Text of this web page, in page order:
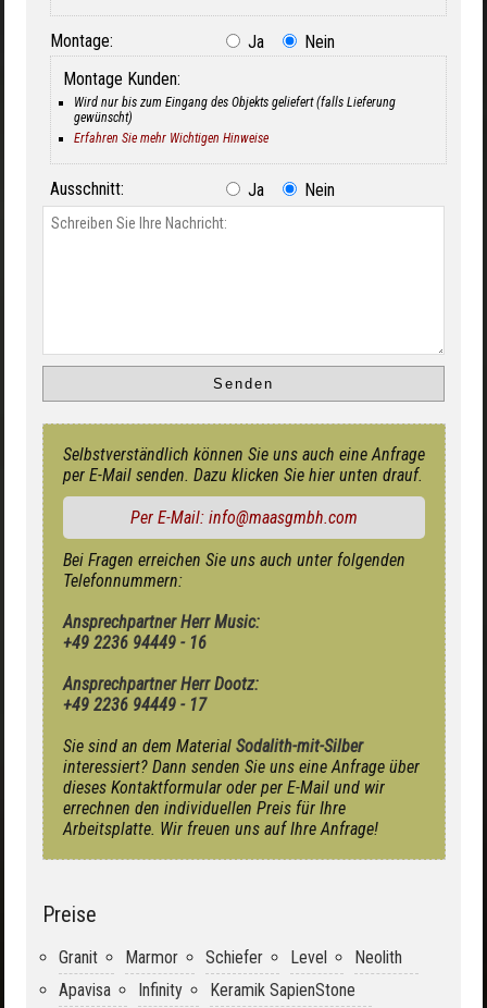
Montage: Ja
Nein
Montage Kunden:
Wird nur bis zum Eingang des Objekts geliefert (falls Lieferung
gewünscht)
Erfahren Sie mehr Wichtigen Hinweise
Ausschnitt: Ja Nein
Selbstverständlich können Sie uns auch eine Anfrage
per E-Mail senden. Dazu klicken Sie hier unten drauf.
Per E-Mail: info@maasgmbh.com
Bei Fragen erreichen Sie uns auch unter folgenden
Telefonnummern:
Ansprechpartner Herr Music:
+49 2236 94449 - 16
Ansprechpartner Herr Dootz:
+49 2236 94449 - 17
Sie sind an dem Material Sodalith-mit-Silber
interessiert? Dann senden Sie uns eine Anfrage über
dieses Kontaktformular oder per E-Mail und wir
errechnen den individuellen Preis für Ihre
Arbeitsplatte. Wir freuen uns auf Ihre Anfrage!
Preise
Granit Marmor Schiefer Level
Neolith
Apavisa
Infinity Keramik SapienStone